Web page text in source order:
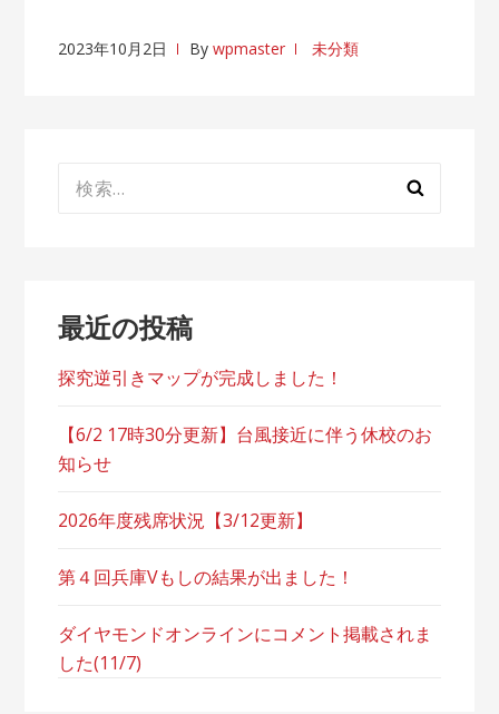
2023年10月2日 Bywpmaster 未分類
最近の投稿
探究逆引きマップが完成しました！
【6/2 17時30分更新】台風接近に伴う休校のお
知らせ
2026年度残席状況【3/12更新】
第４回兵庫Vもしの結果が出ました！
ダイヤモンドオンラインにコメント掲載されま
した(11/7)